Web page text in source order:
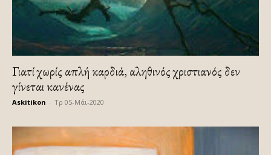
Γιατί χωρίς απλή καρδιά, αληθινός χριστιανός δεν
γίνεται κανένας
Askitikon Τρ 05-Μάι-2020